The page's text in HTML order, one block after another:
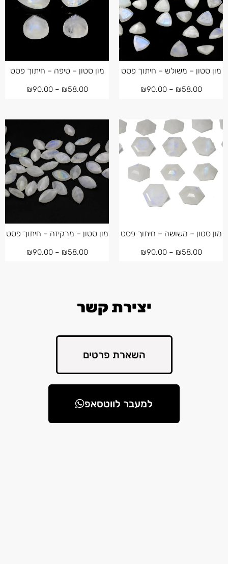
מון סטון – משולש – חיתוך פסט
₪58.00
–
₪90.00
מון סטון – טיפה – חיתוך פסט
₪58.00
–
₪90.00
מון סטון – משושה – חיתוך פסט
₪58.00
–
₪90.00
מון סטון – מרקיזה – חיתוך פסט
₪58.00
–
₪90.00
יצירת קשר
השארת פרטים
למעבר לווטסאפ